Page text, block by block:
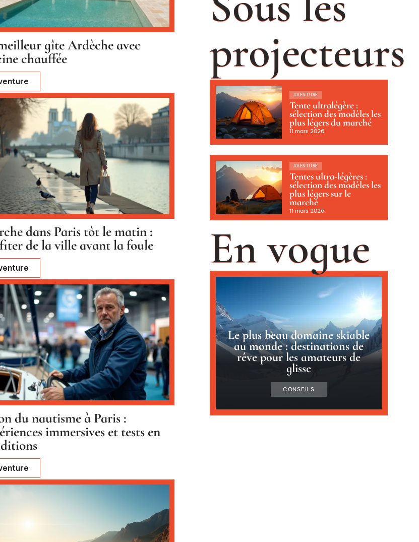
gîte Ardèche avec
chauffée
dans Paris tôt le matin :
de la ville avant la foule
du nautisme à Paris :
immersives et tests en
projecteurs
AVENTURE
Tente ultralégère :
sélection des modèles les
plus légers du marché
11 mars 2026
AVENTURE
Tentes ultra-légères :
sélection des modèles les
plus légers sur le
marché
11 mars 2026
En vogue
Le plus beau domaine skiable
au monde : destinations de
rêve pour les amateurs de
glisse
CONSEILS